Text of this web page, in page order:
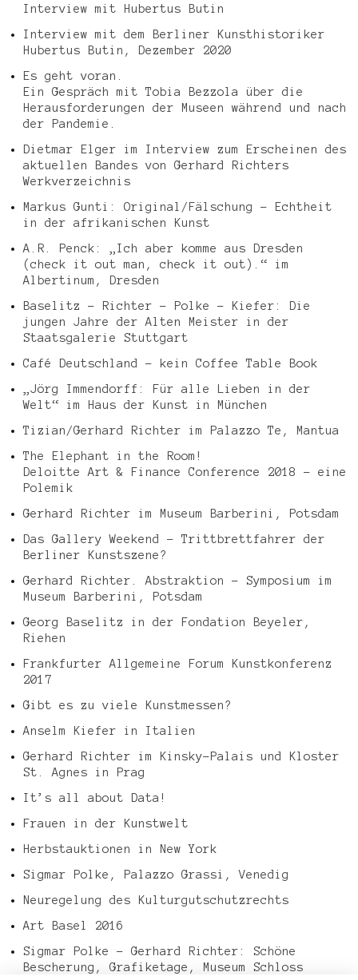
Interview mit Hubertus Butin
Interview mit dem Berliner Kunsthistoriker
Hubertus Butin, Dezember 2020
Es geht voran.
Ein Gespräch mit Tobia Bezzola über die
Herausforderungen der Museen während und nach
der Pandemie.
Dietmar Elger im Interview zum Erscheinen des
aktuellen Bandes von Gerhard Richters
Werkverzeichnis
Markus Gunti: Original/Fälschung – Echtheit
in der afrikanischen Kunst
A.R. Penck: „Ich aber komme aus Dresden
(check it out man, check it out).“ im
Albertinum, Dresden
Baselitz – Richter – Polke – Kiefer: Die
jungen Jahre der Alten Meister in der
Staatsgalerie Stuttgart
Café Deutschland – kein Coffee Table Book
„Jörg Immendorff: Für alle Lieben in der
Welt“ im Haus der Kunst in München
Tizian/Gerhard Richter im Palazzo Te, Mantua
The Elephant in the Room!
Deloitte Art & Finance Conference 2018 – eine
Polemik
Gerhard Richter im Museum Barberini, Potsdam
Das Gallery Weekend – Trittbrettfahrer der
Berliner Kunstszene?
Gerhard Richter. Abstraktion – Symposium im
Museum Barberini, Potsdam
Georg Baselitz in der Fondation Beyeler,
Riehen
Frankfurter Allgemeine Forum Kunstkonferenz
2017
Gibt es zu viele Kunstmessen?
Anselm Kiefer in Italien
Gerhard Richter im Kinsky-Palais und Kloster
St. Agnes in Prag
It’s all about Data!
Frauen in der Kunstwelt
Herbstauktionen in New York
Sigmar Polke, Palazzo Grassi, Venedig
Neuregelung des Kulturgutschutzrechts
Art Basel 2016
Sigmar Polke – Gerhard Richter: Schöne
Bescherung, Grafiketage, Museum Schloss